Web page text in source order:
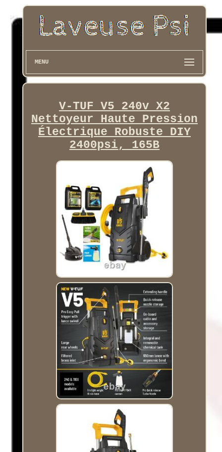
MENU
V-TUF V5 240v X2
Nettoyeur Haute Pression
Électrique Robuste DIY
2400psi, 165B